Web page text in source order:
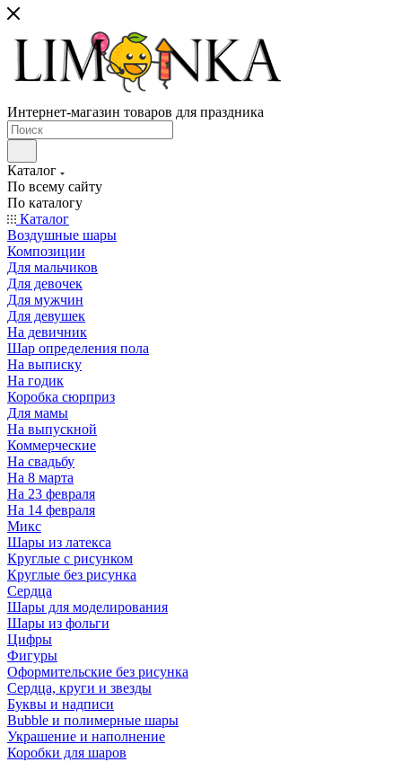
Интернет-магазин товаров для праздника
Каталог
По всему сайту
По каталогу
Каталог
Воздушные шары
Композиции
Для мальчиков
Для девочек
Для мужчин
Для девушек
На девичник
Шар определения пола
На выписку
На годик
Коробка сюрприз
Для мамы
На выпускной
Коммерческие
На свадьбу
На 8 марта
На 23 февраля
На 14 февраля
Микс
Шары из латекса
Круглые с рисунком
Круглые без рисунка
Сердца
Шары для моделирования
Шары из фольги
Цифры
Фигуры
Оформительские без рисунка
Сердца, круги и звезды
Буквы и надписи
Bubble и полимерные шары
Украшение и наполнение
Коробки для шаров